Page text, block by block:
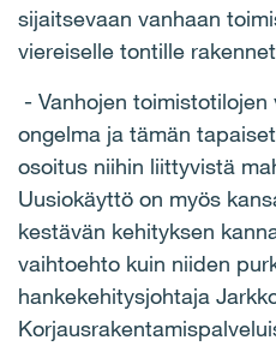
sijaitsevaan vanhaan
viereiselle tontille
- Vanhojen
ongelma ja tämän
osoitus niihin liittyvistä
Uusiokäyttö on myös
kestävän kehityksen
vaihtoehto kuin niiden
hankekehitysjohtaja